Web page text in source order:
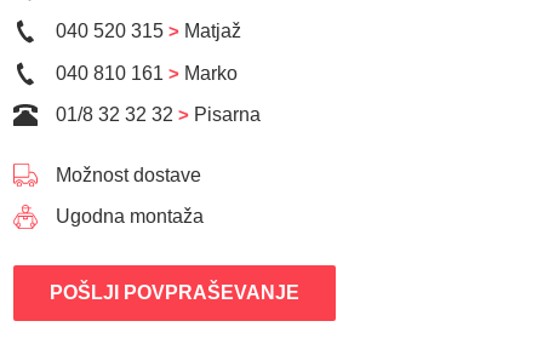
040 520 315> Matjaž
040 810 161> Marko
01/8 32 32 32> Pisarna
Možnost dostave
Ugodna montaža
POŠLJI POVPRAŠEVANJE